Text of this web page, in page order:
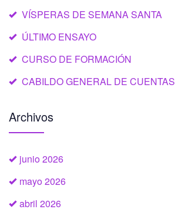
VÍSPERAS DE SEMANA SANTA
ÚLTIMO ENSAYO
CURSO DE FORMACIÓN
CABILDO GENERAL DE CUENTAS
Archivos
junio 2026
mayo 2026
abril 2026